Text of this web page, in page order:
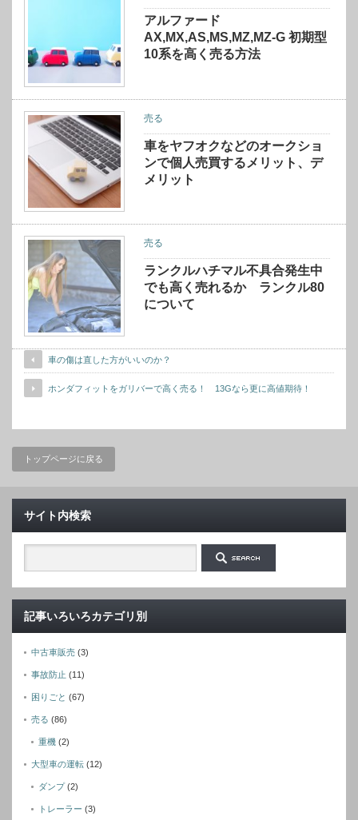
アルファード
AX,MX,AS,MS,MZ,MZ-G 初期型
10系を高く売る方法
売る
車をヤフオクなどのオークショ
ンで個人売買するメリット、デ
メリット
売る
ランクルハチマル不具合発生中
でも高く売れるか ランクル80
について
車の傷は直した方がいいのか？
ホンダフィットをガリバーで高く売る！ 13Gなら更に高値期待！
トップページに戻る
サイト内検索
記事いろいろカテゴリ別
中古車販売 (3)
事故防止 (11)
困りごと (67)
売る (86)
重機 (2)
大型車の運転 (12)
ダンプ (2)
トレーラー (3)